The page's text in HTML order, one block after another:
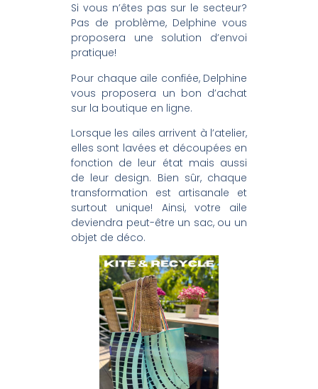
Si vous n’êtes pas sur le secteur?
Pas de problème, Delphine vous
proposera une solution d’envoi
pratique!
Pour chaque aile confiée, Delphine
vous proposera un bon d’achat
sur la boutique en ligne.
Lorsque les ailes arrivent à l’atelier,
elles sont lavées et découpées en
fonction de leur état mais aussi
de leur design. Bien sûr, chaque
transformation est artisanale et
surtout unique! Ainsi, votre aile
deviendra peut-être un sac, ou un
objet de déco.